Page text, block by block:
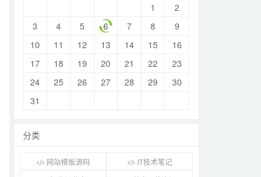
1
2
3
4 5 6 7 8
9
10
11 12 13 14 15
16
17
18 19 20 21 22
23
24
25 26 27 28 29
30
31
分类
网站模板源码
IT技术笔记